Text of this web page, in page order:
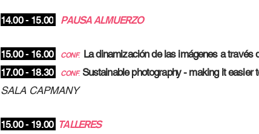
14.00 - 15.00 PAUSA ALMUERZO
15.00 - 16.00 CONF. La dinamización de las imágenes a través
17.00 - 18.30 CONF. Sustainable photography - making it easier
SALA CAPMANY
15.00 - 19.00 TALLERES